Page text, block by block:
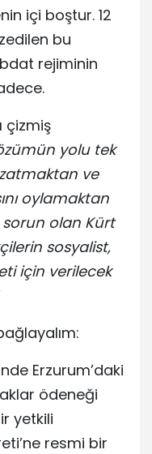
içi boştur. 12
bu
rejiminin
çizmiş
yolu tek
ve
oylamaktan
sorun olan Kürt
sosyalist,
için verilecek
Erzurum’daki
ödeneği
yetkili
resmi bir